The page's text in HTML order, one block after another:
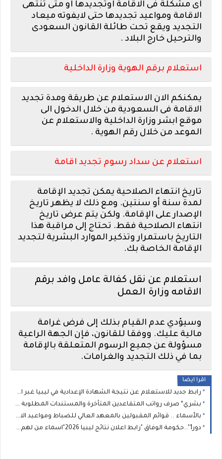
اى مشكلة فى الاقامة اوتجديدها او متى تنتهى
الاقامة ومواعيد تجديدها حتى لايفوته ميعاد
التجديد ويقع تحت طائلة القانون السعودى
والترحيل خارج البلاد .
استعلام برقم الهوية وزارة الداخلية
يمكنكم الان الاستعلام عن طريقة ومدة تجديد
الاقامة فى السعودية من خلال الدخول الى
موقع ابشر وزارة الداخلية والاستعلام عن
الموعد من خلال رقم الهوية .
استعلام عن سداد رسوم تجديد اقامة
تاريخ انتهاء الصلاحية يمكن تجديد الإقامة
لمدة سنة أو سنتين. ومع ذلك لا يظهر تاريخ
الإصدار على الإقامة. ولكن يتم عرض تاريخ
انتهاء الصلاحية فقط. تحتاج إلى مراقبة هذا
التاريخ باستمرار وتذكير الموارد البشرية لتجديد
الإقامة الخاصة بك.
استعلام عن نقل كفالة عامل وافد برقم
الاقامه وزارة العمل
وسيؤدي عدم القيام بذلك إلى فرض غرامة
مالية عليك. ووفقا للقانون، فإن الجهة الراعية
مسؤولة عن جميع الرسوم المتعلقة بالإقامة
بما في ذلك التجديد والغرامات.
اقرا ايضا
رابط جديد للاستعلام عن نتيجة الشهادة الإعدادية في ليبيا غبر الرقم الموحد( 11111): وزير التعليم يعتمد نتيجة الإعدادية 2026 بنسبة نجاح 75.46%
بشري* صرف رواتب المتقاعدين المتأخرة والمستندات المطلوبة لإنجاز معاملات المعاشات والمنافع الخاصة بالعسكريين
بالأسماء .. قوائم المقبولين بالمعهد العالي للضباط ومواعيد الاختبارات تعلنها الداخلية الليبية
دور1"..حكومة الوفاق "رابط اعلان نتائج ليبيا 2026"اسماء من لهم دور ثان" : نتيجة الشهادة الاعدادية الصف الثالث الاعدادى برقم الجلوس